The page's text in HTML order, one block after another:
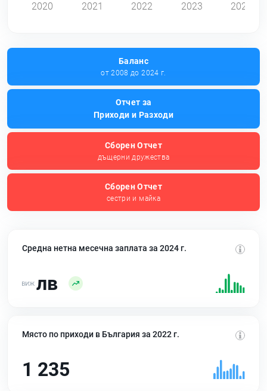
2020 2021 2022 2023 2024
Баланс
от 2008 до 2024 г.
Отчет за
Приходи и Разходи
Сборен Отчет
дъщерни дружества
Сборен Отчет
сестри и майка
Средна нетна месечна заплата за 2024 г.
лв
Място по приходи в България за 2022 г.
1 235